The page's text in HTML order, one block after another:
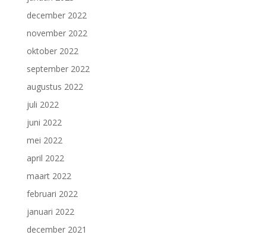
december 2022
november 2022
oktober 2022
september 2022
augustus 2022
juli 2022
juni 2022
mei 2022
april 2022
maart 2022
februari 2022
januari 2022
december 2021